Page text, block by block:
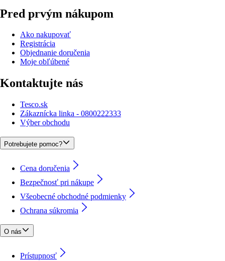
Pred prvým nákupom
Ako nakupovať
Registrácia
Objednanie doručenia
Moje obľúbené
Kontaktujte nás
Tesco.sk
Zákaznícka linka - 0800222333
Výber obchodu
Potrebujete pomoc?
Cena doručenia
Bezpečnosť pri nákupe
Všeobecné obchodné podmienky
Ochrana súkromia
O nás
Prístupnosť